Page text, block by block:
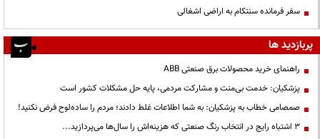
سفر فرمانده سنتکام به اراضی اشغالی
پربازدید ها
راهنمای خرید محصولات برق صنعتی ABB
پزشکیان: خدمت بی‌منت و مشارکت مردمی، پایه حل مشکلات کشور است
صمصامی خطاب به پزشکیان: به شما اطلاعات غلط دادند؛ مردم را ساده‌لوح فرض نکنید!
3 اشتباه رایج در انتخاب رنگ صنعتی که هزینه‌اش را سال‌ها می‌پردازید...